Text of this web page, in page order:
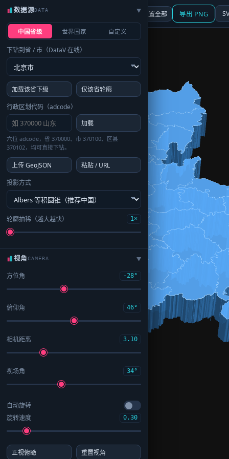
☰ 面板 地图 重置全部 导出 PNG
数据源DATA ▶
中国省级 世界国家 自定义
下钻到省 / 市（DataV 在线）
加载该省下级
仅该省轮廓
行政区划代码（adcode）
加载
六位 adcode，省 370000、市 370100、区县
370102，均可直接下钻。
上传 GeoJSON
粘贴 / URL
投影方式
轮廓抽稀（越大越快） 1×
视角CAMERA ▶
方位角 -28°
俯仰角 46°
相机距离 3.10
视场角 34°
自动旋转
旋转速度
0.30
正视俯瞰 重置视角